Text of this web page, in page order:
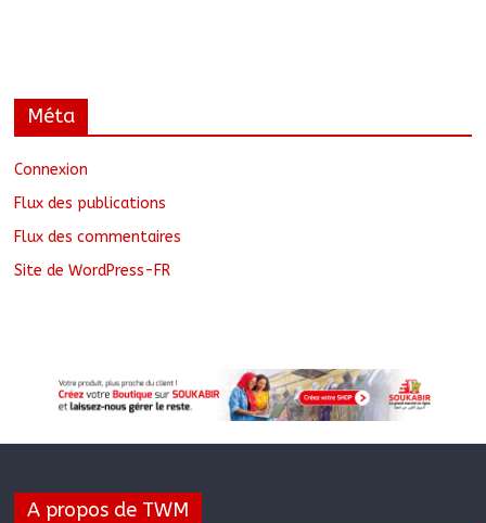
Méta
Connexion
Flux des publications
Flux des commentaires
Site de WordPress-FR
A propos de TWM